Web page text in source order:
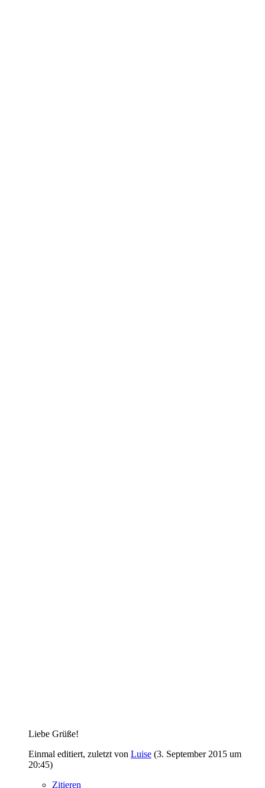
Liebe Grüße!
Einmal editiert, zuletzt von Luise (3. September 2015 um
20:45)
Zitieren